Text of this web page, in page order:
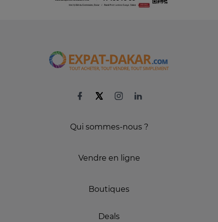
Qui sommes-nous ?
Vendre en ligne
Boutiques
Deals